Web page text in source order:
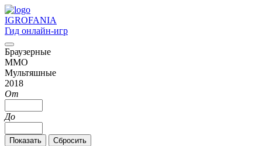
IGROFANIA
Гид онлайн-игр
Браузерные
MMO
Мультяшные
2018
От
До